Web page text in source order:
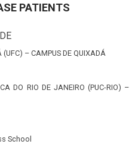
PATIENTS
(UFC) – CAMPUS DE QUIXADÁ
DO RIO DE JANEIRO (PUC-RIO) –
School